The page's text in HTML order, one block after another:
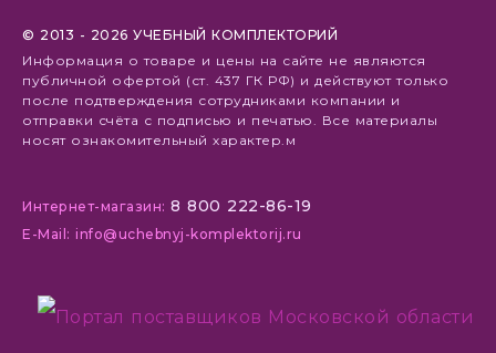
© 2013 - 2026 УЧЕБНЫЙ КОМПЛЕКТОРИЙ
Информация о товаре и цены на сайте не являются
публичной офертой (ст. 437 ГК РФ) и действуют только
после подтверждения сотрудниками компании и
отправки счёта с подписью и печатью. Все материалы
носят ознакомительный характер.м
Интернет-магазин: 8 800 222-86-19
E-Mail: info@uchebnyj-komplektorij.ru